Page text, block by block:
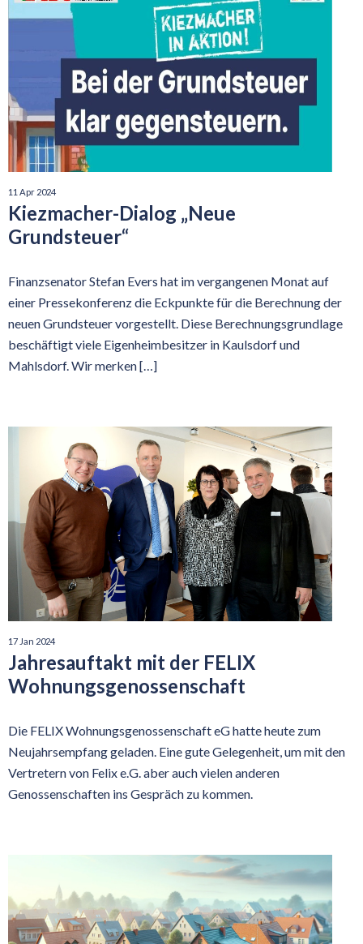
11 Apr 2024
Kiezmacher-Dialog „Neue
Grundsteuer“
Finanzsenator Stefan Evers hat im vergangenen Monat auf
einer Pressekonferenz die Eckpunkte für die Berechnung der
neuen Grundsteuer vorgestellt. Diese Berechnungsgrundlage
beschäftigt viele Eigenheimbesitzer in Kaulsdorf und
Mahlsdorf. Wir merken […]
17 Jan 2024
Jahresauftakt mit der FELIX
Wohnungs­genossen­schaft
Die FELIX Wohnungsgenossenschaft eG hatte heute zum
Neujahrsempfang geladen. Eine gute Gelegenheit, um mit den
Vertretern von Felix e.G. aber auch vielen anderen
Genossenschaften ins Gespräch zu kommen.